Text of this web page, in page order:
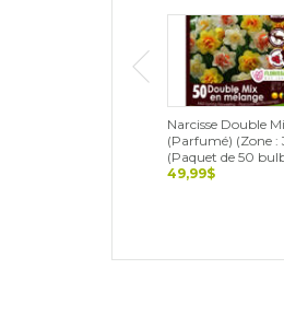
Narcisse Double
(Parfumé) (Zone :
(Paquet de 50
49,99$